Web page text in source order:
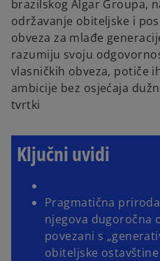
brazilskog Algar Groupa,
održavanje obiteljske i
obveza za mlađe
razumiju svoju
vlasničkih obveza, potiče
ambicije bez osjećaja
tvrtki
Ključni uvidi
Pragmatična
njegova dugoročna
povezani s
obiteljske